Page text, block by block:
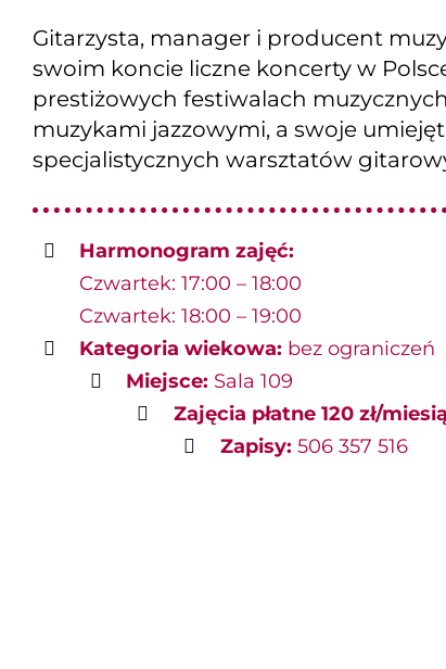
Gitarzysta, manager i producent
swoim koncie liczne koncerty w
prestiżowych festiwalach
muzykami jazzowymi, a swoje
specjalistycznych warsztatów
Harmonogram zajęć:
Czwartek: 17:00 – 18:00
Czwartek: 18:00 – 19:00
Kategoria wiekowa: bez ograniczeń
Miejsce: Sala 109
Zajęcia płatne 120 zł/
Zapisy: 506 357 516